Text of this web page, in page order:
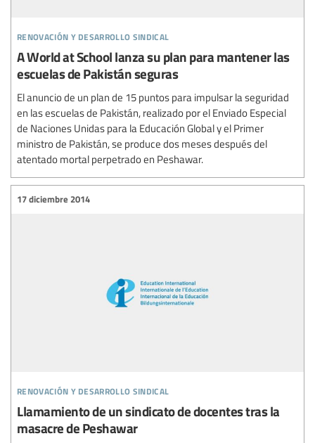
renovación y desarrollo sindical
A World at School lanza su plan para mantener las
escuelas de Pakistán seguras
El anuncio de un plan de 15 puntos para impulsar la seguridad
en las escuelas de Pakistán, realizado por el Enviado Especial
de Naciones Unidas para la Educación Global y el Primer
ministro de Pakistán, se produce dos meses después del
atentado mortal perpetrado en Peshawar.
renovación y desarrollo sindical
17 diciembre 2014
Llamamiento de un sindicato de docentes tras la
masacre de Peshawar